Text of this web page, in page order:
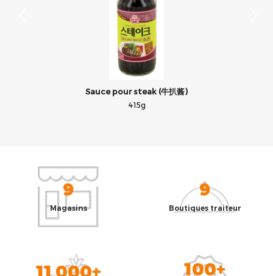
Sauce pour steak (牛扒酱)
415g
9
Magasins
9
Boutiques traiteur
11 000+ 100+